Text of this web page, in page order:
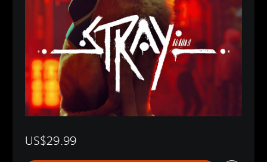
US$29.99